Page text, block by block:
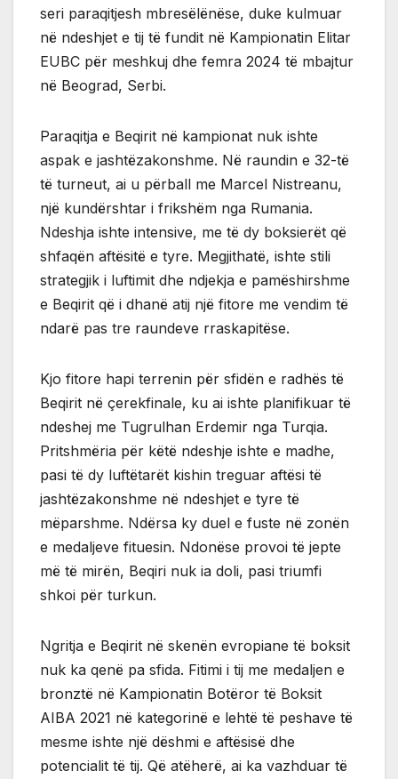
seri paraqitjesh mbresëlënëse, duke kulmuar
në ndeshjet e tij të fundit në Kampionatin Elitar
EUBC për meshkuj dhe femra 2024 të mbajtur
në Beograd, Serbi.
Paraqitja e Beqirit në kampionat nuk ishte
aspak e jashtëzakonshme. Në raundin e 32-të
të turneut, ai u përball me Marcel Nistreanu,
një kundërshtar i frikshëm nga Rumania.
Ndeshja ishte intensive, me të dy boksierët që
shfaqën aftësitë e tyre. Megjithatë, ishte stili
strategjik i luftimit dhe ndjekja e pamëshirshme
e Beqirit që i dhanë atij një fitore me vendim të
ndarë pas tre raundeve rraskapitëse.
Kjo fitore hapi terrenin për sfidën e radhës të
Beqirit në çerekfinale, ku ai ishte planifikuar të
ndeshej me Tugrulhan Erdemir nga Turqia.
Pritshmëria për këtë ndeshje ishte e madhe,
pasi të dy luftëtarët kishin treguar aftësi të
jashtëzakonshme në ndeshjet e tyre të
mëparshme. Ndërsa ky duel e fuste në zonën
e medaljeve fituesin. Ndonëse provoi të jepte
më të mirën, Beqiri nuk ia doli, pasi triumfi
shkoi për turkun.
Ngritja e Beqirit në skenën evropiane të boksit
nuk ka qenë pa sfida. Fitimi i tij me medaljen e
bronztë në Kampionatin Botëror të Boksit
AIBA 2021 në kategorinë e lehtë të peshave të
mesme ishte një dëshmi e aftësisë dhe
potencialit të tij. Që atëherë, ai ka vazhduar të